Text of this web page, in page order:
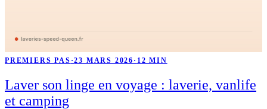
PREMIERS PAS ·23 MARS 2026 · 12 MIN
Laver son linge en voyage : laverie, vanlife
et camping